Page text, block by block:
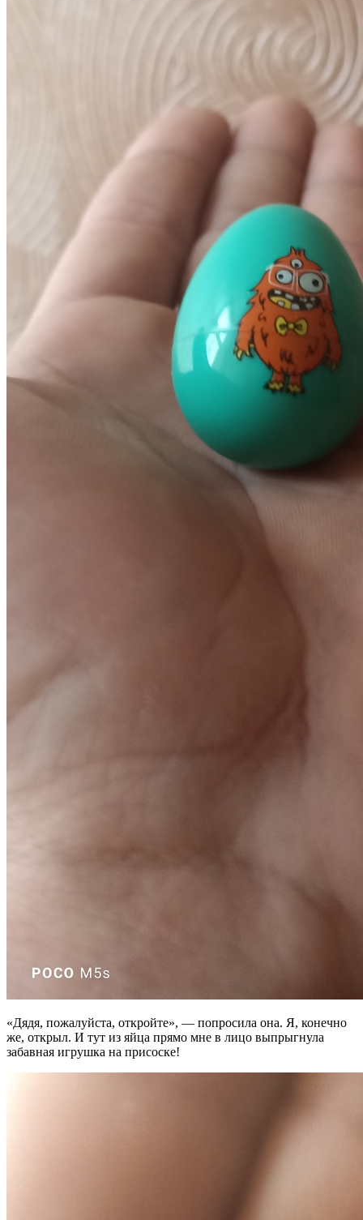
«Дядя, пожалуйста, откройте», — попросила она. Я, конечно
же, открыл. И тут из яйца прямо мне в лицо выпрыгнула
забавная игрушка на присоске!